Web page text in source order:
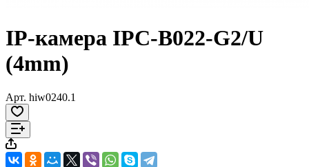
IP-камера IPC-B022-G2/U
(4mm)
Арт. hiw0240.1